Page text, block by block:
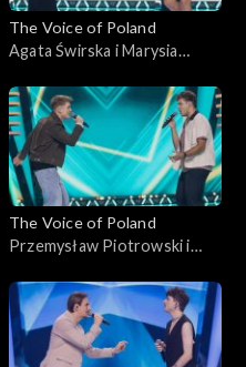
The Voice of Poland
Agata Świrska i Marysia
Voice of Poland”, Bitwy, 18
października 2025
The Voice of Poland
Przemysław Piotrowski i
monet”; „The Voice of
Poland”, Bitwy, 18
października 2025